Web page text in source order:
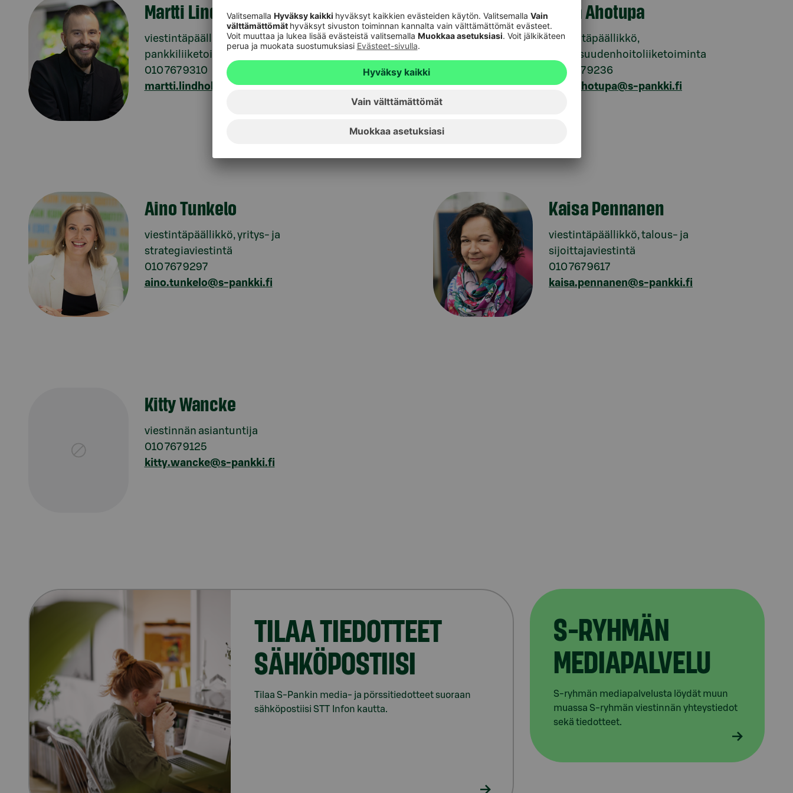
Martti Lindholm
viestintäpäällikkö,
pankkiliiketoiminta
010 767 9310
martti.lindholm@s-pankki.fi
Eeva Ahotupa
viestintäpäällikkö,
varallisuudenhoitoliiketoiminta
010 767 9236
eeva.ahotupa@s-pankki.fi
Aino Tunkelo
viestintäpäällikkö, yritys- ja
strategiaviestintä
010 767 9297
aino.tunkelo@s-pankki.fi
Kaisa Pennanen
viestintäpäällikkö, talous- ja
sijoittajaviestintä
010 767 9617
kaisa.pennanen@s-pankki.fi
Kitty Wancke
viestinnän asiantuntija
010 767 9125
kitty.wancke@s-pankki.fi
TILAA TIEDOTTEET
SÄHKÖPOSTIISI
Tilaa S-Pankin media- ja pörssitiedotteet suoraan
sähköpostiisi STT Infon kautta.
S-RYHMÄN
MEDIAPALVELU
S-ryhmän mediapalvelusta löydät muun
muassa S-ryhmän viestinnän yhteystiedot
sekä tiedotteet.